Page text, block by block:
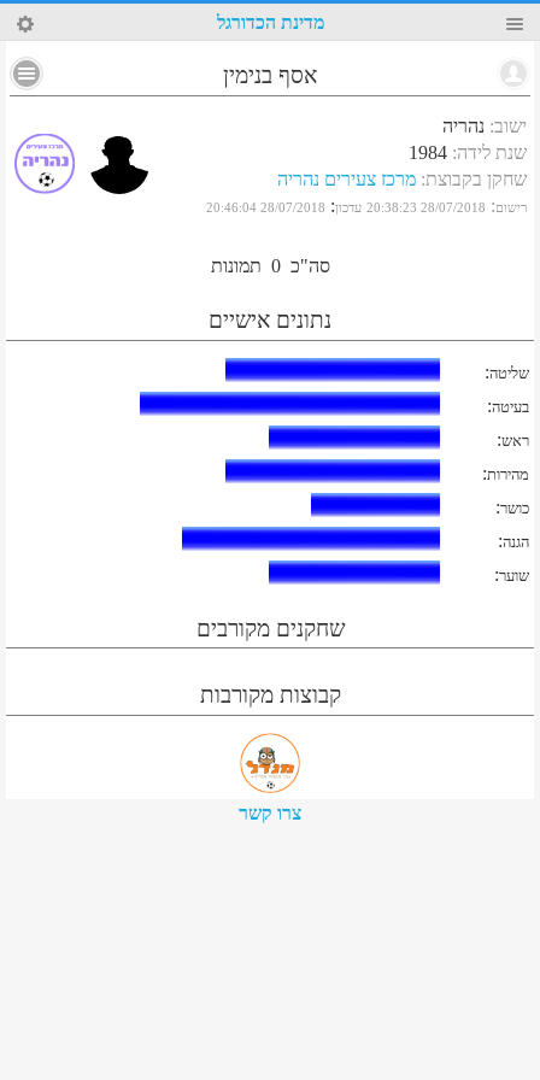
21 מדינת הכדורגל
אסף בנימין
ישוב: נהריה
שנת לידה:
1984
שחקן בקבוצת: מרכז צעירים נהריה
רישום:
28/07/2018 20:38:23 עדכון:
28/07/2018 20:46:04
סה"כ 0 תמונות
נתונים אישיים
שליטה:
בעיטה:
ראש:
מהירות:
כושר:
הגנה:
שוער:
שחקנים מקורבים
קבוצות מקורבות
צרו קשר